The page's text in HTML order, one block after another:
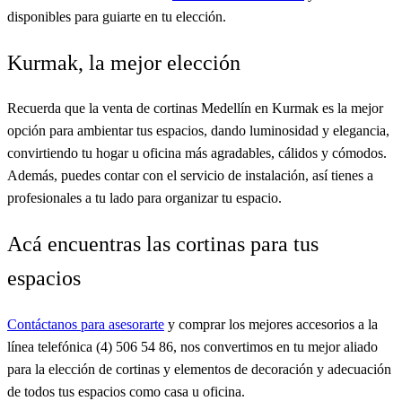
disponibles para guiarte en tu elección.
Kurmak, la mejor elección
Recuerda que la venta de cortinas Medellín en Kurmak es la mejor
opción para ambientar tus espacios, dando luminosidad y elegancia,
convirtiendo tu hogar u oficina más agradables, cálidos y cómodos.
Además, puedes contar con el servicio de instalación, así tienes a
profesionales a tu lado para organizar tu espacio.
Acá encuentras las cortinas para tus
espacios
Contáctanos para asesorarte y comprar los mejores accesorios a la
línea telefónica (4) 506 54 86, nos convertimos en tu mejor aliado
para la elección de cortinas y elementos de decoración y adecuación
de todos tus espacios como casa u oficina.